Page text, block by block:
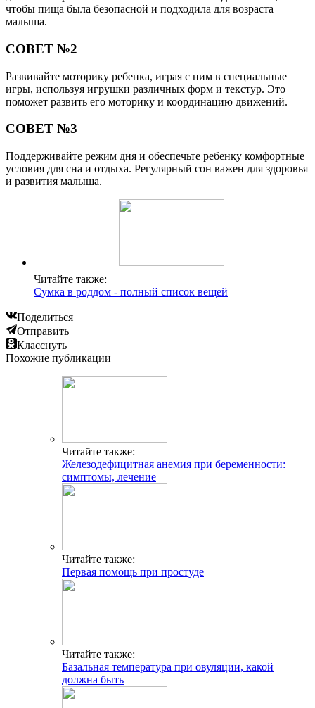
чтобы пища была безопасной и подходила для возраста
малыша.
СОВЕТ №2
Развивайте моторику ребенка, играя с ним в специальные
игры, используя игрушки различных форм и текстур. Это
поможет развить его моторику и координацию движений.
СОВЕТ №3
Поддерживайте режим дня и обеспечьте ребенку комфортные
условия для сна и отдыха. Регулярный сон важен для здоровья
и развития малыша.
Читайте также:
Сумка в роддом - полный список вещей
Поделиться
Отправить
Класснуть
Похожие публикации
Читайте также:
Железодефицитная анемия при беременности:
симптомы, лечение
Читайте также:
Первая помощь при простуде
Читайте также:
Базальная температура при овуляции, какой
должна быть